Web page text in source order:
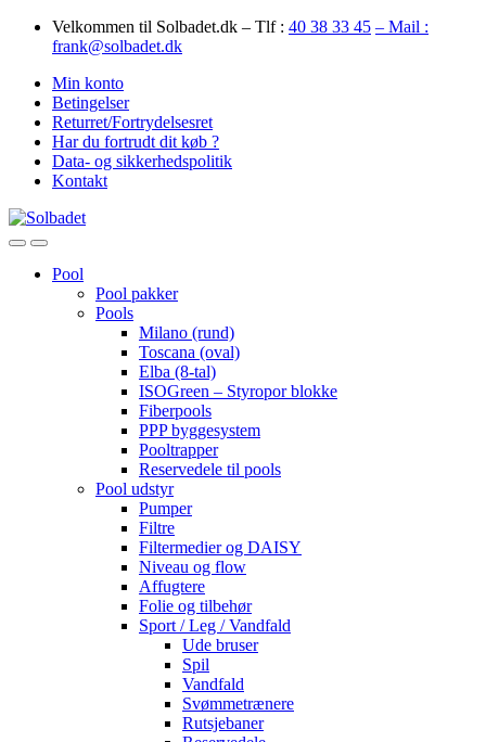
Skip
Skip
Velkommen til Solbadet.dk – Tlf : 40 38 33 45 – Mail :
frank@solbadet.dk
Min konto
Betingelser
Returret/Fortrydelsesret
Har du fortrudt dit køb ?
Data- og sikkerhedspolitik
Kontakt
OpenClose
Pool
Pool pakker
Pools
Milano (rund)
Toscana (oval)
Elba (8-tal)
ISOGreen – Styropor blokke
Fiberpools
PPP byggesystem
Pooltrapper
Reservedele til pools
Pool udstyr
Pumper
Filtre
Filtermedier og DAISY
Niveau og flow
Affugtere
Folie og tilbehør
Sport / Leg / Vandfald
Ude bruser
Spil
Vandfald
Svømmetrænere
Rutsjebaner